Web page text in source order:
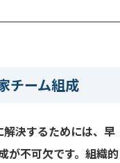
チーム組成
決するためには、早
が不可欠です。組織的